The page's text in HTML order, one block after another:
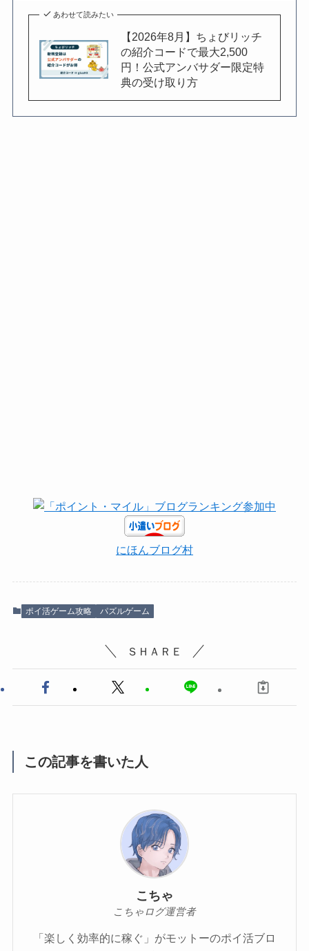
あわせて読みたい
【2026年8月】ちょびリッチ
の紹介コードで最大2,500
円！公式アンバサダー限定特
典の受け取り方
にほんブログ村
ポイ活ゲーム攻略 パズルゲーム
ＳＨＡＲＥ
この記事を書いた人
こちゃ
こちゃログ運営者
「楽しく効率的に稼ぐ」がモットーのポイ活ブロ